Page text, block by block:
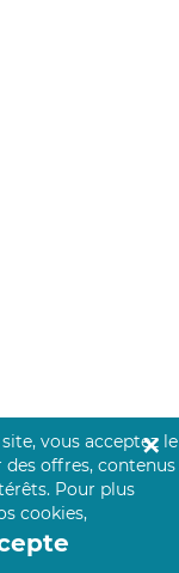
vous acceptez le
des offres, contenus
Pour plus
cookies,
✕